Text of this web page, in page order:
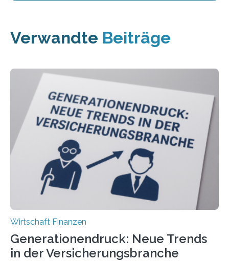
Verwandte Beiträge
Wirtschaft Finanzen
Generationendruck: Neue Trends
in der Versicherungsbranche